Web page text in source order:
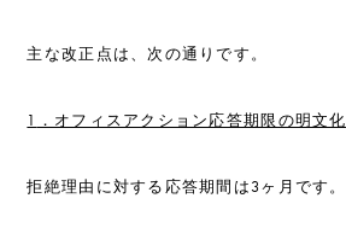
主な改正点は、次の通りです。
1 ．オフィスアクション応答期限の明文化
拒絶理由に対する応答期間は3ヶ月です。